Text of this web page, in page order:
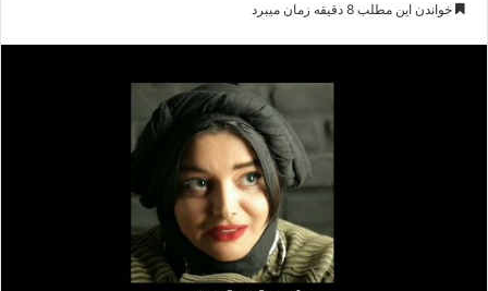
خواندن این مطلب 8 دقیقه زمان میبرد